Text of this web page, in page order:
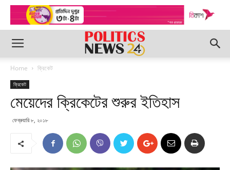
Home ক্রিকেট
ক্রিকেট
মেয়েদের ক্রিকেটের শুরুর ইতিহাস
ফেব্রুয়ারি ৮, ২০১৮